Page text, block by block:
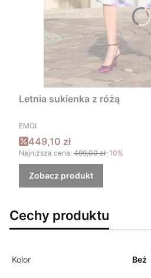
Letnia sukienka z różą
PRODUCENT
EMOI
Cena promocyjna
449,10 zł
Najniższa cena: 499,00 zł-10%
Zobacz produkt
Cechy produktu
Kolor Beż